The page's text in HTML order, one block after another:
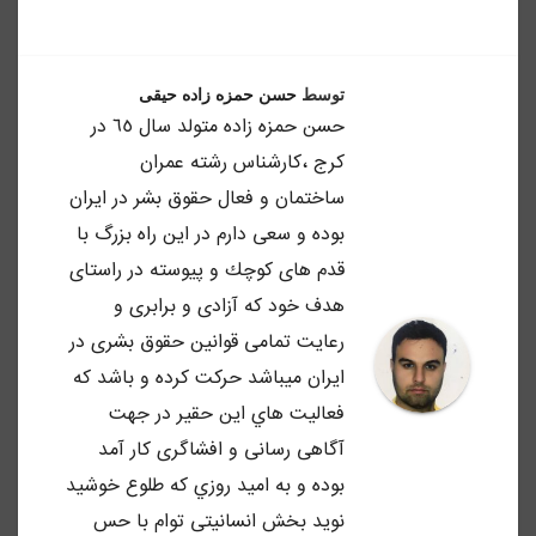
توسط حسن حمزه زاده حیقی
حسن حمزه زاده متولد سال ٦٥ در
كرج ،كارشناس رشته عمران
ساختمان و فعال حقوق بشر در ايران
بوده و سعى دارم در اين راه بزرگ با
قدم هاى كوچك و پيوسته در راستاى
هدف خود كه آزادى و برابرى و
رعايت تمامى قوانين حقوق بشرى در
ايران ميباشد حركت كرده و باشد كه
فعاليت هاي اين حقير در جهت
آگاهى رسانى و افشاگرى كار آمد
بوده و به اميد روزي كه طلوع خوشيد
نويد بخش انسانيتى توام با حس